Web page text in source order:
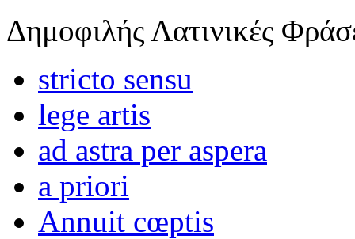
Δημοφιλής Λατινικές
stricto sensu
lege artis
ad astra per aspera
a priori
Annuit cœptis